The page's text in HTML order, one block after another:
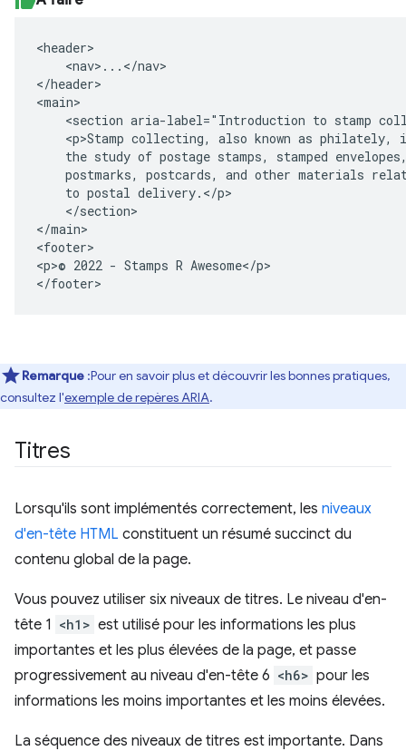
<header>
    <nav>...</nav>
</header>
<main>
<section aria-label="Introduction to stamp
<p>Stamp collecting, also known as philately,
the study of postage stamps, stamped
postmarks, postcards, and other materials
    to postal delivery.</p>
    </section>
</main>
<footer>
<p>© 2022 - Stamps R Awesome</p>
</footer>
Remarque :Pour en savoir plus et découvrir les bonnes pratiques,
consultez l'exemple de repères ARIA.
Titres
Lorsqu'ils sont implémentés correctement, les niveaux
d'en-tête HTML constituent un résumé succinct du
contenu global de la page.
Vous pouvez utiliser six niveaux de titres. Le niveau d'en-
tête 1 <h1> est utilisé pour les informations les plus
importantes et les plus élevées de la page, et passe
progressivement au niveau d'en-tête 6 <h6> pour les
informations les moins importantes et les moins élevées.
La séquence des niveaux de titres est importante. Dans